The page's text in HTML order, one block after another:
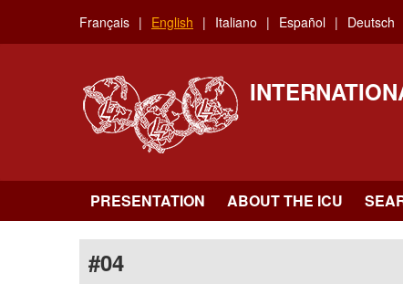
main
Français English Italiano Español Deutsch
PRESENTATION ABOUT THE ICU
#04